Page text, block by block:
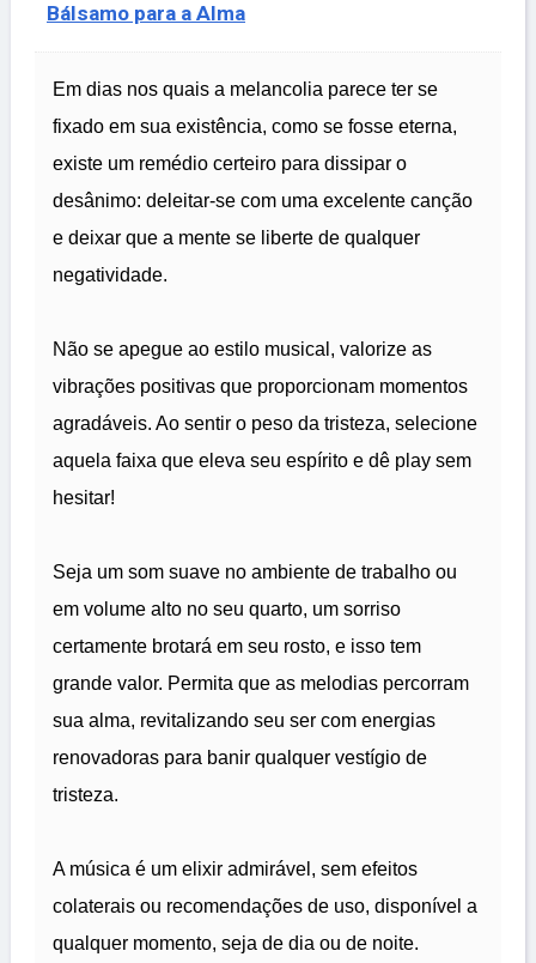
Bálsamo para a Alma
Em dias nos quais a melancolia parece ter se
fixado em sua existência, como se fosse eterna,
existe um remédio certeiro para dissipar o
desânimo: deleitar-se com uma excelente canção
e deixar que a mente se liberte de qualquer
negatividade.
Não se apegue ao estilo musical, valorize as
vibrações positivas que proporcionam momentos
agradáveis. Ao sentir o peso da tristeza, selecione
aquela faixa que eleva seu espírito e dê play sem
hesitar!
Seja um som suave no ambiente de trabalho ou
em volume alto no seu quarto, um sorriso
certamente brotará em seu rosto, e isso tem
grande valor. Permita que as melodias percorram
sua alma, revitalizando seu ser com energias
renovadoras para banir qualquer vestígio de
tristeza.
A música é um elixir admirável, sem efeitos
colaterais ou recomendações de uso, disponível a
qualquer momento, seja de dia ou de noite.